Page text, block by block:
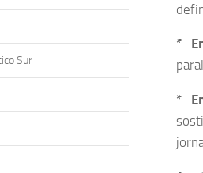
*
*
Sur